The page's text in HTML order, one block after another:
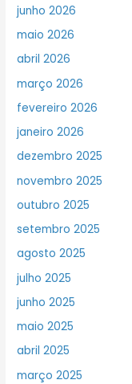
junho 2026
maio 2026
abril 2026
março 2026
fevereiro 2026
janeiro 2026
dezembro 2025
novembro 2025
outubro 2025
setembro 2025
agosto 2025
julho 2025
junho 2025
maio 2025
abril 2025
março 2025